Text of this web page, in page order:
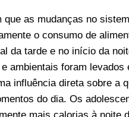
as mudanças no
o consumo de
da tarde e no início da
ambientais foram
influência direta sobre a
do dia. Os